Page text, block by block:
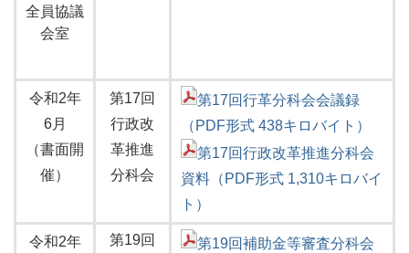
全員協議
会室
令和2年
6月
（書面開
催）
第17回
行政改
革推進
分科会
第17回行革分科会会議録
（PDF形式 438キロバイト）
第17回行政改革推進分科会
資料（PDF形式 1,310キロバイ
ト）
令和2年
第19回
第19回補助金等審査分科会